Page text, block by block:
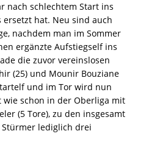
nach schlechtem Start ins
ersetzt hat. Neu sind auch
nachdem man im Sommer
ergänzte Aufstiegself ins
die zuvor vereinslosen
(25) und Mounir Bouziane
und im Tor wird nun
schon in der Oberliga mit
(5 Tore), zu den insgesamt
lediglich drei